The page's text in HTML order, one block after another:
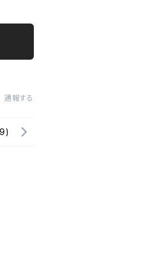
通報する